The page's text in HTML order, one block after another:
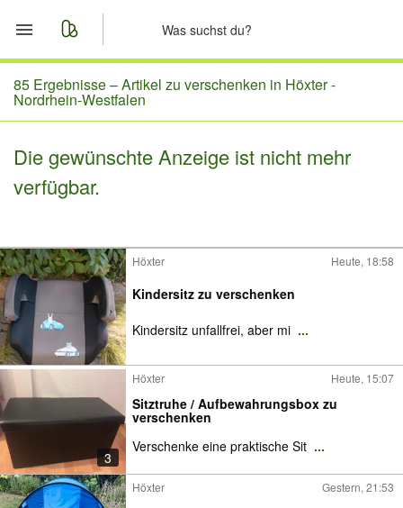
Start
Merkliste
Nachrichten
85 Ergebnisse –Artikel zu verschenken in Höxter -
Nordrhein-Westfalen
Die gewünschte Anzeige ist nicht mehr
verfügbar.
Höxter Heute, 18:58
Kindersitz zu verschenken
Kindersitz unfallfrei, aber mi ...
3
Höxter Heute, 15:07
Sitztruhe / Aufbewahrungsbox zu
verschenken
Verschenke eine praktische Sit ...
Höxter Gestern, 21:53